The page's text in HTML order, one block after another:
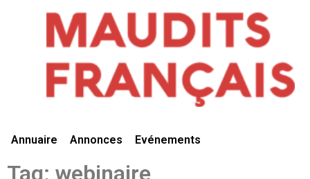
Annuaire Annonces Evénements
Tag: webinaire